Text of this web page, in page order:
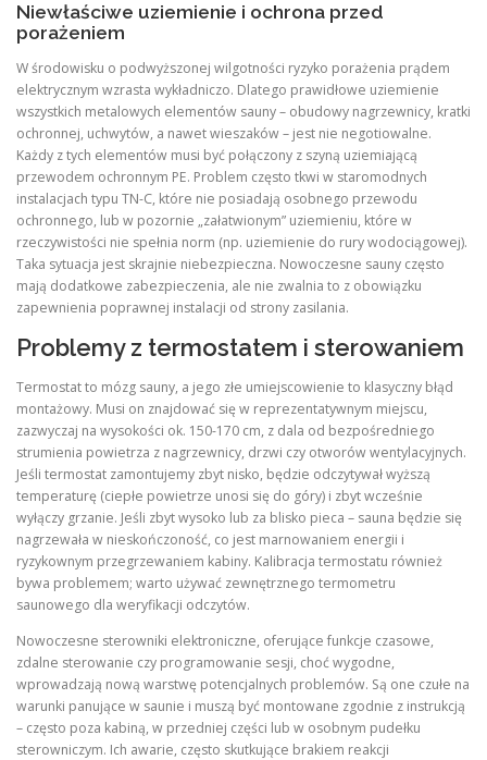
Niewłaściwe uziemienie i ochrona przed
porażeniem
W środowisku o podwyższonej wilgotności ryzyko porażenia prądem
elektrycznym wzrasta wykładniczo. Dlatego prawidłowe uziemienie
wszystkich metalowych elementów sauny – obudowy nagrzewnicy, kratki
ochronnej, uchwytów, a nawet wieszaków – jest nie negotiowalne.
Każdy z tych elementów musi być połączony z szyną uziemiającą
przewodem ochronnym PE. Problem często tkwi w staromodnych
instalacjach typu TN-C, które nie posiadają osobnego przewodu
ochronnego, lub w pozornie „załatwionym” uziemieniu, które w
rzeczywistości nie spełnia norm (np. uziemienie do rury wodociągowej).
Taka sytuacja jest skrajnie niebezpieczna. Nowoczesne sauny często
mają dodatkowe zabezpieczenia, ale nie zwalnia to z obowiązku
zapewnienia poprawnej instalacji od strony zasilania.
Problemy z termostatem i sterowaniem
Termostat to mózg sauny, a jego złe umiejscowienie to klasyczny błąd
montażowy. Musi on znajdować się w reprezentatywnym miejscu,
zazwyczaj na wysokości ok. 150-170 cm, z dala od bezpośredniego
strumienia powietrza z nagrzewnicy, drzwi czy otworów wentylacyjnych.
Jeśli termostat zamontujemy zbyt nisko, będzie odczytywał wyższą
temperaturę (ciepłe powietrze unosi się do góry) i zbyt wcześnie
wyłączy grzanie. Jeśli zbyt wysoko lub za blisko pieca – sauna będzie się
nagrzewała w nieskończoność, co jest marnowaniem energii i
ryzykownym przegrzewaniem kabiny. Kalibracja termostatu również
bywa problemem; warto używać zewnętrznego termometru
saunowego dla weryfikacji odczytów.
Nowoczesne sterowniki elektroniczne, oferujące funkcje czasowe,
zdalne sterowanie czy programowanie sesji, choć wygodne,
wprowadzają nową warstwę potencjalnych problemów. Są one czułe na
warunki panujące w saunie i muszą być montowane zgodnie z instrukcją
– często poza kabiną, w przedniej części lub w osobnym pudełku
sterowniczym. Ich awarie, często skutkujące brakiem reakcji